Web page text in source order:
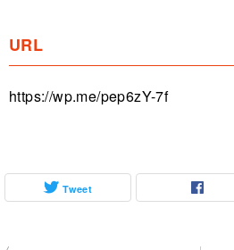
URL
https://wp.me/pep6zY-7f
Tweet